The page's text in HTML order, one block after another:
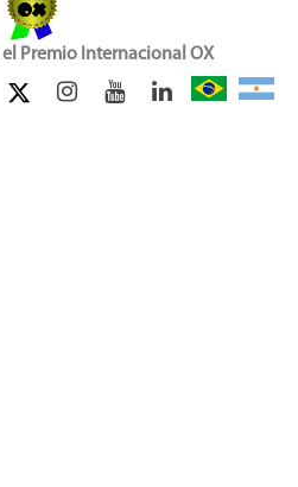
Premio Internacional OX